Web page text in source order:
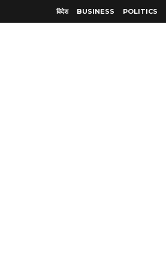
विदेश BUSINESS POLITICS